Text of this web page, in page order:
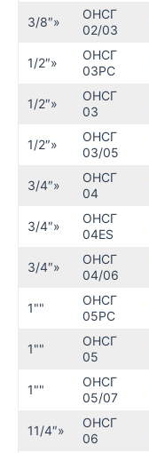
3/8″»
ОНСГ
02/03
1/2″»
ОНСГ
03РС
1/2″»
ОНСГ
03
1/2″»
ОНСГ
03/05
3/4″»
ОНСГ
04
3/4″»
ОНСГ
04ES
3/4″»
ОНСГ
04/06
1""
ОНСГ
05РС
1""
ОНСГ
05
1""
ОНСГ
05/07
11/4″»
ОНСГ
06